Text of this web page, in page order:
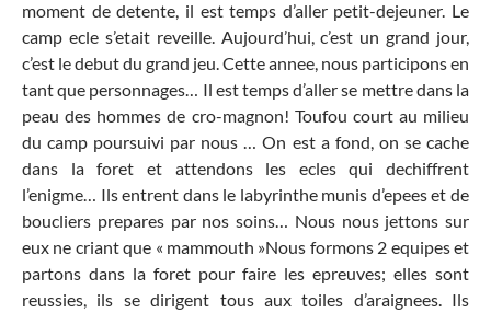
moment de detente, il est temps d’aller petit-dejeuner. Le
camp ecle s’etait reveille. Aujourd’hui, c’est un grand jour,
c’est le debut du grand jeu. Cette annee, nous participons en
tant que personnages… Il est temps d’aller se mettre dans la
peau des hommes de cro-magnon! Toufou court au milieu
du camp poursuivi par nous … On est a fond, on se cache
dans la foret et attendons les ecles qui dechiffrent
l’enigme… Ils entrent dans le labyrinthe munis d’epees et de
boucliers prepares par nos soins… Nous nous jettons sur
eux ne criant que « mammouth »Nous formons 2 equipes et
partons dans la foret pour faire les epreuves; elles sont
reussies, ils se dirigent tous aux toiles d’araignees. Ils